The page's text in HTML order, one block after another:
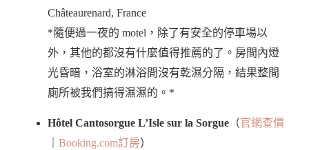
Châteaurenard, France
*隨便過一夜的 motel，除了有安全的停車場以
外，其他的都沒有什麼值得推薦的了。房間內燈
光昏暗，浴室的淋浴間沒有乾濕分隔，結果整間
廁所被我們搞得濕濕的。*
Hôtel Cantosorgue L’Isle sur la Sorgue （官網查價
Booking.com訂房）